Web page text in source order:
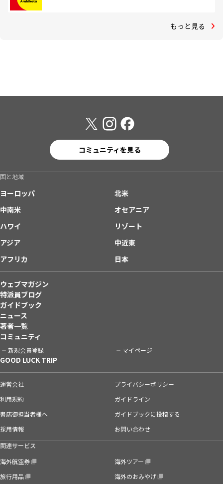
もっと見る
コミュニティを見る
国と地域
ヨーロッパ
北米
中南米
オセアニア
ハワイ
リゾート
アジア
中近東
アフリカ
日本
ウェブマガジン
特派員ブログ
ガイドブック
ニュース
著者一覧
コミュニティ
新規会員登録 マイページ
GOOD LUCK TRIP
運営会社
プライバシーポリシー
利用規約
ガイドライン
書店御担当者様へ
ガイドブックに投稿する
採用情報
お問い合わせ
関連サービス
海外航空券
海外ツアー
旅行用品
海外のおみやげ